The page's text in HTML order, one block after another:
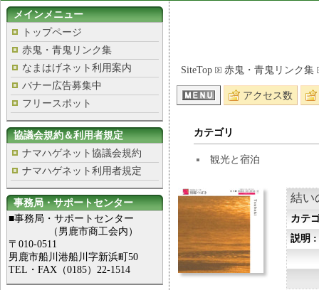
メインメニュー
トップページ
赤鬼・青鬼リンク集
なまはげネット利用案内
バナー広告募集中
フリースポット
協議会規約＆利用者規定
ナマハゲネット協議会規約
ナマハゲネット利用者規定
事務局・サポートセンター
■事務局・サポートセンター
（男鹿市商工会内）
〒010-0511
男鹿市船川港船川字新浜町50
TEL・FAX（0185）22-1514
SiteTop 赤鬼・青鬼リンク集
アクセス数
カテゴリ
観光と宿泊
結
カテ
説明 :